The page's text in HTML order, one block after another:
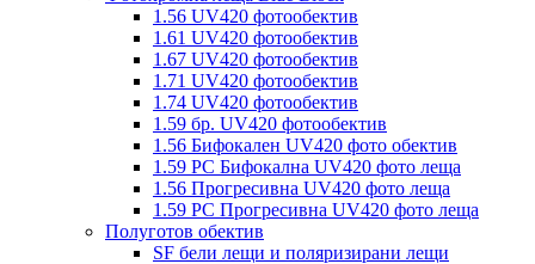
1.56 UV420 фотообектив
1.61 UV420 фотообектив
1.67 UV420 фотообектив
1.71 UV420 фотообектив
1.74 UV420 фотообектив
1.59 бр. UV420 фотообектив
1.56 Бифокален UV420 фото обектив
1.59 PC Бифокална UV420 фото леща
1.56 Прогресивна UV420 фото леща
1.59 PC Прогресивна UV420 фото леща
Полуготов обектив
SF бели лещи и поляризирани лещи